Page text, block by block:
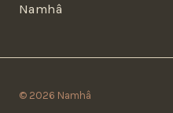
Namhâ
© 2026 Namhâ